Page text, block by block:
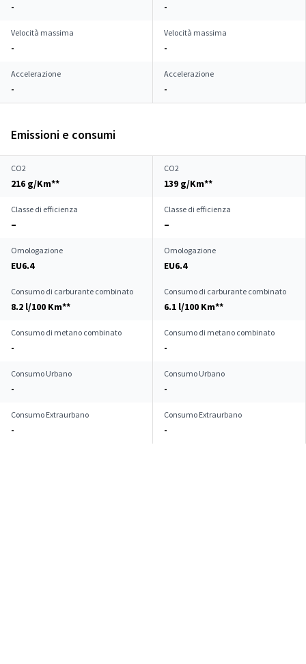
- -
Velocità massima
-
Velocità massima
-
Accelerazione
-
Accelerazione
-
Emissioni e consumi
CO2
216 g/Km**
CO2
139 g/Km**
Classe di efficienza
–
Classe di efficienza
–
Omologazione
EU6.4
Omologazione
EU6.4
Consumo di carburante combinato
8.2 l/100 Km**
Consumo di carburante combinato
6.1 l/100 Km**
Consumo di metano combinato
-
Consumo di metano combinato
-
Consumo Urbano
-
Consumo Urbano
-
Consumo Extraurbano
-
Consumo Extraurbano
-